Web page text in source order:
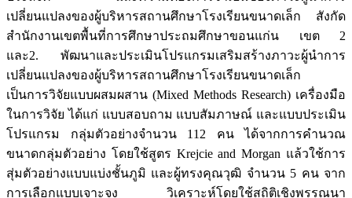
เปลี่ยนแปลงของผู้บริหารสถานศึกษาโรงเรียนขนาดเล็ก สังกัด
สำนักงานเขตพื้นที่การศึกษาประถมศึกษาขอนแก่น เขต 2
และ2. พัฒนาและประเมินโปรแกรมเสริมสร้างภาวะผู้นำการ
เปลี่ยนแปลงของผู้บริหารสถานศึกษาโรงเรียนขนาดเล็ก
เป็นการวิจัยแบบผสมผสาน (Mixed Methods Research) เครื่องมือ
ในการวิจัย ได้แก่ แบบสอบถาม แบบสัมภาษณ์ และแบบประเมิน
โปรแกรม กลุ่มตัวอย่างจำนวน 112 คน ได้จากการคำนวณ
ขนาดกลุ่มตัวอย่าง โดยใช้สูตร Krejcie and Morgan แล้วใช้การ
สุ่มตัวอย่างแบบแบ่งชั้นภูมิ และผู้ทรงคุณวุฒิ จำนวน 5 คน จาก
การเลือกแบบเจาะจง วิเคราะห์โดยใช้สถิติเชิงพรรณนา